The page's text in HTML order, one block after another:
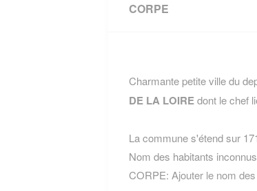
CORPE
Charmante petite ville du
DE LA LOIREdont le chef
La commune s'étend sur
Nom des habitants
CORPE: Ajouter le nom